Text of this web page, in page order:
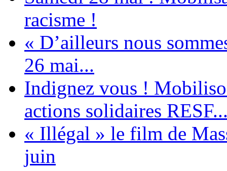
racisme !
« D’ailleurs nous
26 mai...
Indignez vous !
actions solidaires
« Illégal » le film de
juin